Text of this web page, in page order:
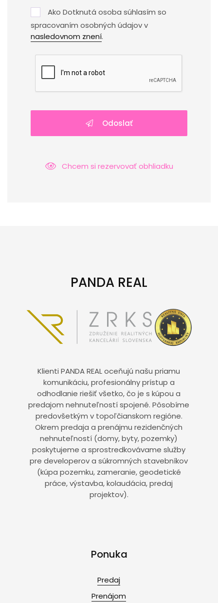
Ako Dotknutá osoba súhlasím so
spracovaním osobných údajov v
nasledovnom znení.
Odoslať
Chcem si rezervovať obhliadku
PANDA REAL
Klienti PANDA REAL oceňujú našu priamu
komunikáciu, profesionálny prístup a
odhodlanie riešiť všetko, čo je s kúpou a
predajom nehnuteľností spojené. Pôsobíme
predovšetkým v topoľčianskom regióne.
Okrem predaja a prenájmu rezidenčných
nehnuteľností (domy, byty, pozemky)
poskytujeme a sprostredkovávame služby
pre developerov a súkromných stavebníkov
(kúpa pozemku, zameranie, geodetické
práce, výstavba, kolaudácia, predaj
projektov).
Ponuka
Predaj
Prenájom